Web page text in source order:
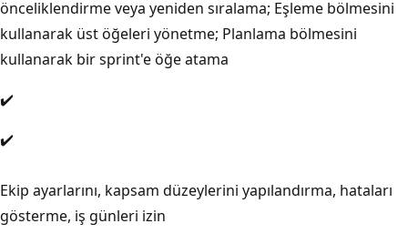
önceliklendirme veya yeniden sıralama; Eşleme bölmesini
kullanarak üst öğeleri yönetme; Planlama bölmesini
kullanarak bir sprint'e öğe atama
✔️
✔️
Ekip ayarlarını, kapsam düzeylerini yapılandırma, hataları
gösterme, iş günleri izin